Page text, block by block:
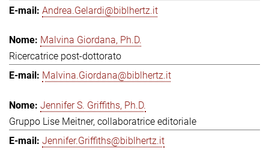
Andrea.Gelardi@biblhertz.it
Malvina Giordana, Ph.D.
Ricercatrice post-dottorato
Malvina.Giordana@biblhertz.it
Jennifer S. Griffiths, Ph.D.
Gruppo Lise Meitner, collaboratrice editoriale
Jennifer.Griffiths@biblhertz.it